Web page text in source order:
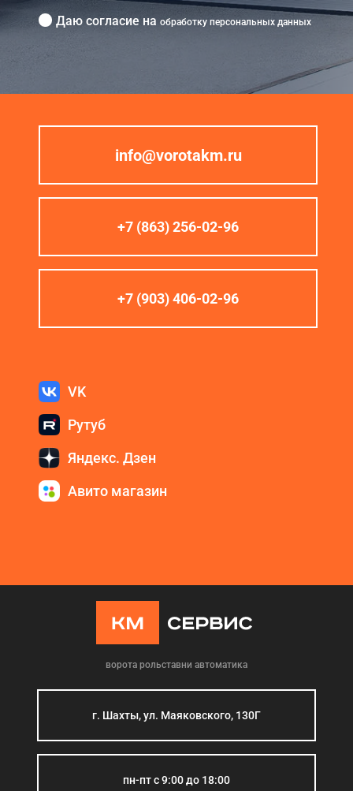
Даю согласие на обработку персональных данных
info@vorotakm.ru
+7 (863) 256-02-96
+7 (903) 406-02-96
VK
Рутуб
Яндекс. Дзен
Авито магазин
ворота рольставни автоматика
г. Шахты, ул. Маяковского, 130Г
пн-пт с 9:00 до 18:00